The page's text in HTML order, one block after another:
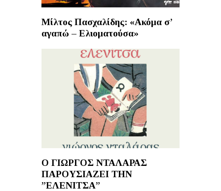
Μίλτος Πασχαλίδης: «Ακόμα σ’
αγαπώ – Ελιοματούσα»
Ο ΓΙΩΡΓΟΣ ΝΤΑΛΑΡΑΣ
ΠΑΡΟΥΣΙΑΖΕΙ ΤΗΝ
”ΕΛΕΝΙΤΣΑ”